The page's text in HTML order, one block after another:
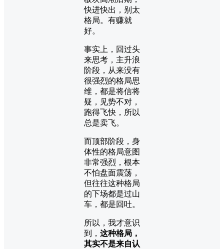
快进快出，别太
格局。有赚就
好。
事实上，回过头
来思考，主升浪
阶段，从来没有
很强烈的格局思
维，都是将信将
疑，见势不对，
跑得飞快，所以
总是卖飞。
而顶部阶段，身
体性的格局意图
非常强烈，根本
不怕盘面震荡，
但往往这种格局
的下场都是过山
车，都是回吐。
所以，我才意识
到， 这种格局，
其实不是来自认